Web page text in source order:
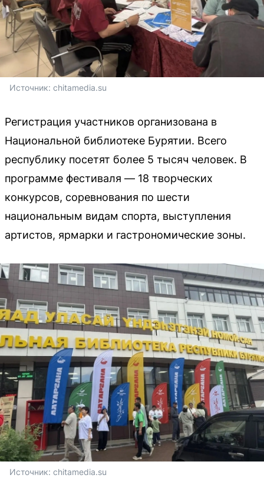
Источник: chitamedia.su
Регистрация участников организована в
Национальной библиотеке Бурятии. Всего
республику посетят более 5 тысяч человек. В
программе фестиваля — 18 творческих
конкурсов, соревнования по шести
национальным видам спорта, выступления
артистов, ярмарки и гастрономические зоны.
Источник: chitamedia.su